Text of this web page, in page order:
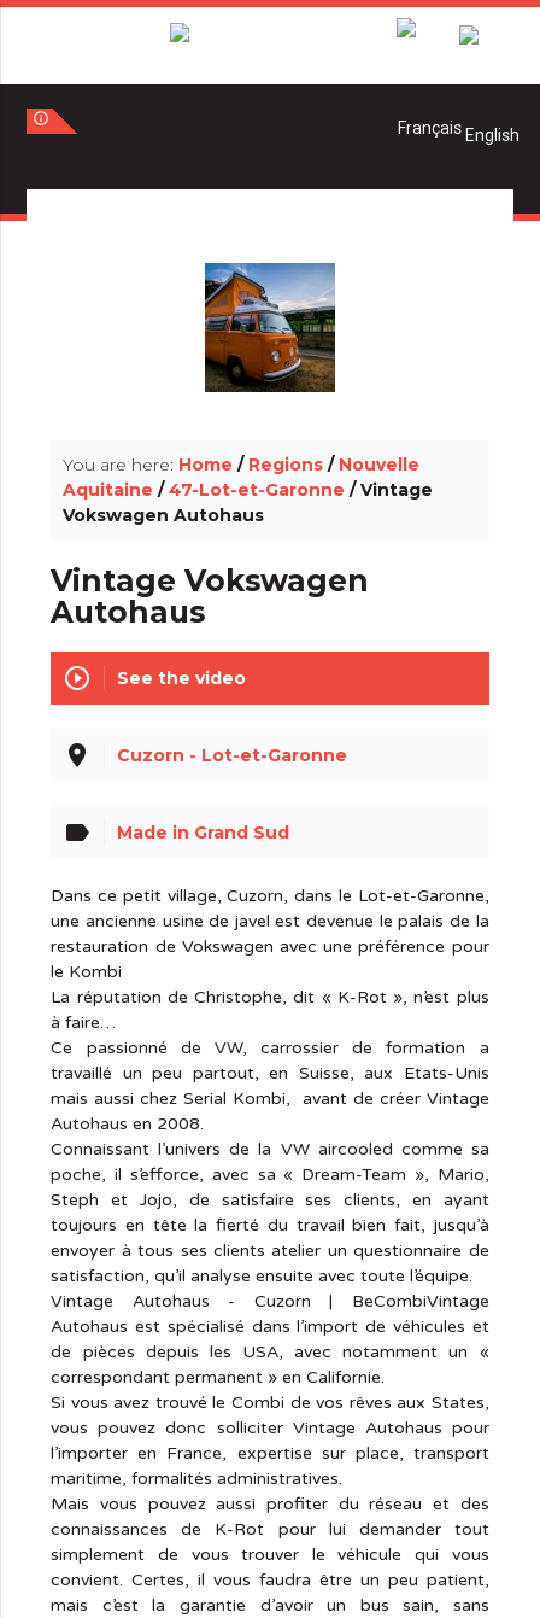
info_outline
You are here: Home / Regions / Nouvelle
Aquitaine /47-Lot-et-Garonne / Vintage
Vokswagen Autohaus
Vintage Vokswagen
Autohaus
play_circle_outline See the video
place Cuzorn - Lot-et-Garonne
label Made in Grand Sud
Dans ce petit village, Cuzorn, dans le Lot-et-Garonne,
une ancienne usine de javel est devenue le palais de la
restauration de Vokswagen avec une préférence pour
le Kombi
La réputation de Christophe, dit « K-Rot », n’est plus
à faire…
Ce passionné de VW, carrossier de formation a
travaillé un peu partout, en Suisse, aux Etats-Unis
mais aussi chez Serial Kombi, avant de créer Vintage
Autohaus en 2008.
Connaissant l’univers de la VW aircooled comme sa
poche, il s’efforce, avec sa « Dream-Team », Mario,
Steph et Jojo, de satisfaire ses clients, en ayant
toujours en tête la fierté du travail bien fait, jusqu’à
envoyer à tous ses clients atelier un questionnaire de
satisfaction, qu’il analyse ensuite avec toute l’équipe.
Vintage Autohaus - Cuzorn | BeCombiVintage
Autohaus est spécialisé dans l’import de véhicules et
de pièces depuis les USA, avec notamment un «
correspondant permanent » en Californie.
Si vous avez trouvé le Combi de vos rêves aux States,
vous pouvez donc solliciter Vintage Autohaus pour
l’importer en France, expertise sur place, transport
maritime, formalités administratives.
Mais vous pouvez aussi profiter du réseau et des
connaissances de K-Rot pour lui demander tout
simplement de vous trouver le véhicule qui vous
convient. Certes, il vous faudra être un peu patient,
mais c’est la garantie d’avoir un bus sain, sans